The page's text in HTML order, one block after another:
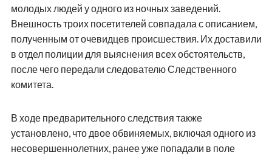
молодых людей у одного из ночных заведений.
Внешность троих посетителей совпадала с описанием,
полученным от очевидцев происшествия. Их доставили
в отдел полиции для выяснения всех обстоятельств,
после чего передали следователю Следственного
комитета.
В ходе предварительного следствия также
установлено, что двое обвиняемых, включая одного из
несовершеннолетних, ранее уже попадали в поле